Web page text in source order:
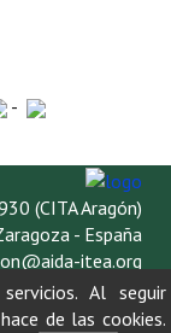
-
(CITA Aragón)
- España
itea.org
976 716 305
Al seguir
de las cookies.